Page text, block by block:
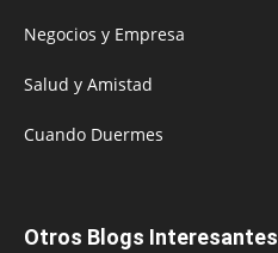
Negocios y Empresa
Salud y Amistad
Cuando Duermes
Otros Blogs Interesantes